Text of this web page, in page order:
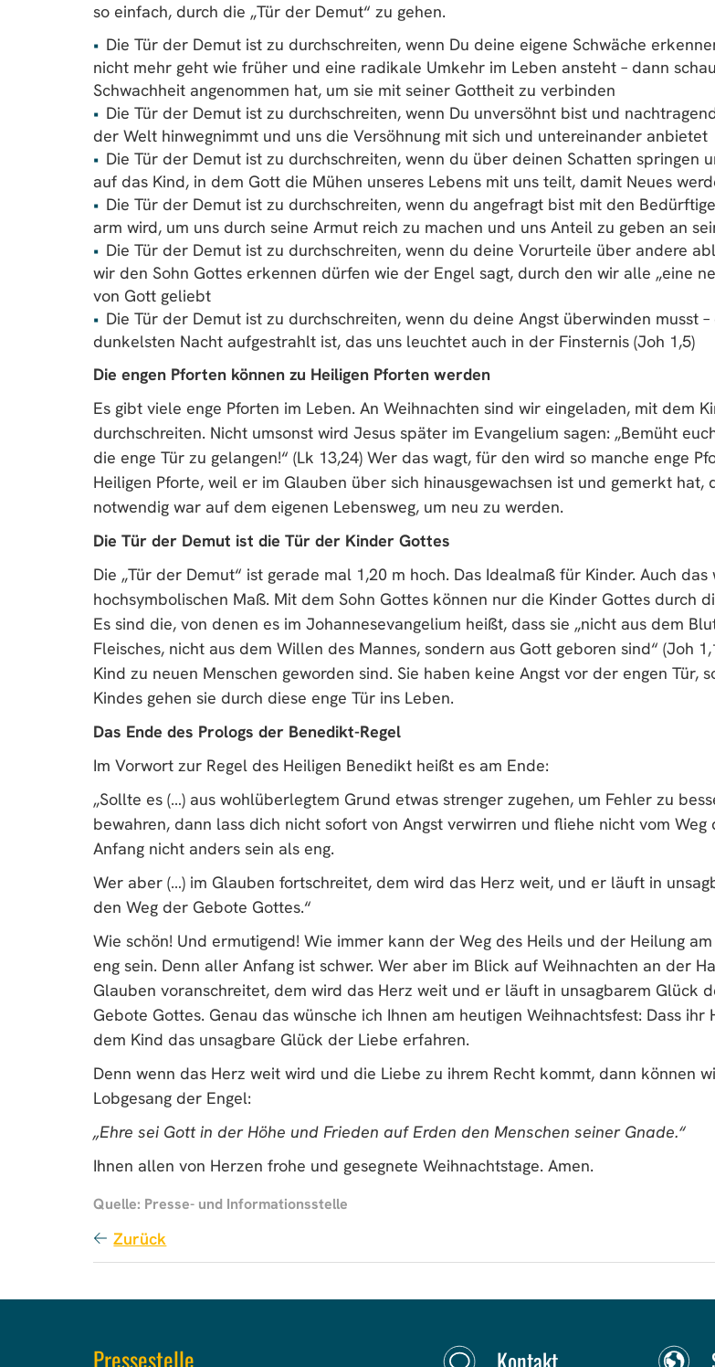
so einfach, durch die „Tür der Demut“ zu gehen.
Die Tür der Demut ist zu durchschreiten, wenn Du deine eigene Schwäche
nicht mehr geht wie früher und eine radikale Umkehr im Leben ansteht – dann
Schwachheit angenommen hat, um sie mit seiner Gottheit zu verbinden
Die Tür der Demut ist zu durchschreiten, wenn Du unversöhnt bist und
der Welt hinwegnimmt und uns die Versöhnung mit sich und untereinander anbietet
Die Tür der Demut ist zu durchschreiten, wenn du über deinen Schatten springen
auf das Kind, in dem Gott die Mühen unseres Lebens mit uns teilt, damit Neues
Die Tür der Demut ist zu durchschreiten, wenn du angefragt bist mit den
arm wird, um uns durch seine Armut reich zu machen und uns Anteil zu geben an
Die Tür der Demut ist zu durchschreiten, wenn du deine Vorurteile über andere
wir den Sohn Gottes erkennen dürfen wie der Engel sagt, durch den wir alle „eine
von Gott geliebt
Die Tür der Demut ist zu durchschreiten, wenn du deine Angst überwinden musst
dunkelsten Nacht aufgestrahlt ist, das uns leuchtet auch in der Finsternis (Joh 1,5)
Die engen Pforten können zu Heiligen Pforten werden
Es gibt viele enge Pforten im Leben. An Weihnachten sind wir eingeladen, mit dem
durchschreiten. Nicht umsonst wird Jesus später im Evangelium sagen: „Bemüht
die enge Tür zu gelangen!“ (Lk 13,24) Wer das wagt, für den wird so manche enge
Heiligen Pforte, weil er im Glauben über sich hinausgewachsen ist und gemerkt hat,
notwendig war auf dem eigenen Lebensweg, um neu zu werden.
Die Tür der Demut ist die Tür der Kinder Gottes
Die „Tür der Demut“ ist gerade mal 1,20 m hoch. Das Idealmaß für Kinder. Auch
hochsymbolischen Maß. Mit dem Sohn Gottes können nur die Kinder Gottes durch
Es sind die, von denen es im Johannesevangelium heißt, dass sie „nicht aus dem
Fleisches, nicht aus dem Willen des Mannes, sondern aus Gott geboren sind“ (Joh
Kind zu neuen Menschen geworden sind. Sie haben keine Angst vor der engen Tür,
Kindes gehen sie durch diese enge Tür ins Leben.
Das Ende des Prologs der Benedikt-Regel
Im Vorwort zur Regel des Heiligen Benedikt heißt es am Ende:
„Sollte es (…) aus wohlüberlegtem Grund etwas strenger zugehen, um Fehler zu
bewahren, dann lass dich nicht sofort von Angst verwirren und fliehe nicht vom Weg
Anfang nicht anders sein als eng.
Wer aber (…) im Glauben fortschreitet, dem wird das Herz weit, und er läuft in
den Weg der Gebote Gottes.“
Wie schön! Und ermutigend! Wie immer kann der Weg des Heils und der Heilung
eng sein. Denn aller Anfang ist schwer. Wer aber im Blick auf Weihnachten an der
Glauben voranschreitet, dem wird das Herz weit und er läuft in unsagbarem Glück
Gebote Gottes. Genau das wünsche ich Ihnen am heutigen Weihnachtsfest: Dass ihr
dem Kind das unsagbare Glück der Liebe erfahren.
Denn wenn das Herz weit wird und die Liebe zu ihrem Recht kommt, dann können
Lobgesang der Engel:
„Ehre sei Gott in der Höhe und Frieden auf Erden den Menschen seiner Gnade.“
Ihnen allen von Herzen frohe und gesegnete Weihnachtstage. Amen.
Quelle: Presse- und Informationsstelle
Zurück
Pressestelle